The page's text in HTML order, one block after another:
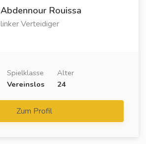
Abdennour Rouissa
linker Verteidiger
Spielklasse
Vereinslos
Alter
24
Zum Profil